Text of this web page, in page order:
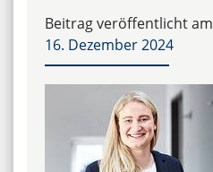
Beitrag veröffentlicht am
16. Dezember 2024